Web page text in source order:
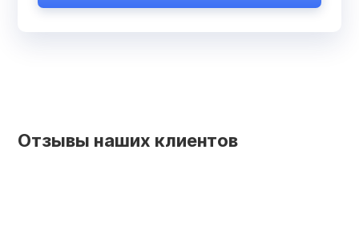
Отзывы наших клиентов